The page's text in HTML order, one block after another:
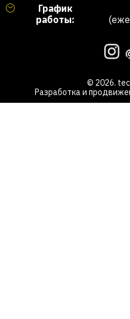
График
работы:
© 2026.
Разработка и